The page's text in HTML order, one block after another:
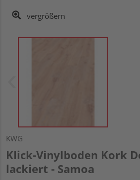
vergrößern
KWG
Klick-Vinylboden Kork
lackiert - Samoa